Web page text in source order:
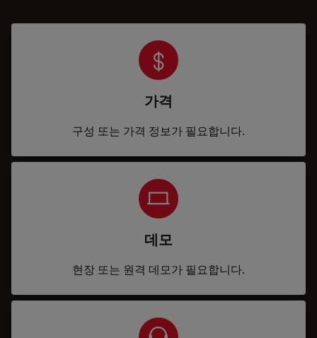
가격
구성 또는 가격 정보가 필요합니다.
데모
현장 또는 원격 데모가 필요합니다.